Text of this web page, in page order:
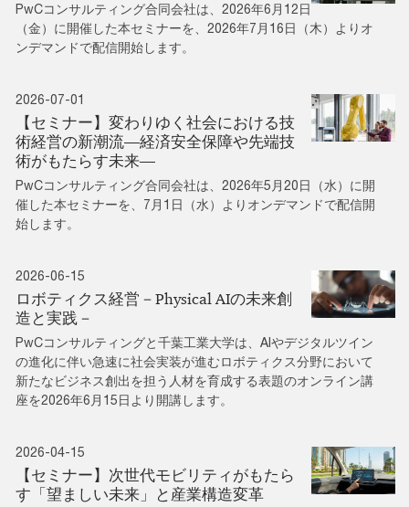
PwCコンサルティング合同会社は、2026年6月12日
（金）に開催した本セミナーを、2026年7月16日（木）よりオ
ンデマンドで配信開始します。
2026-07-01
【セミナー】変わりゆく社会における技
術経営の新潮流―経済安全保障や先端技
術がもたらす未来―
PwCコンサルティング合同会社は、2026年5月20日（水）に開
催した本セミナーを、7月1日（水）よりオンデマンドで配信開
始します。
2026-06-15
ロボティクス経営－Physical AIの未来創
造と実践－
PwCコンサルティングと千葉工業大学は、AIやデジタルツイン
の進化に伴い急速に社会実装が進むロボティクス分野において
新たなビジネス創出を担う人材を育成する表題のオンライン講
座を2026年6月15日より開講します。
2026-04-15
【セミナー】次世代モビリティがもたら
す「望ましい未来」と産業構造変革